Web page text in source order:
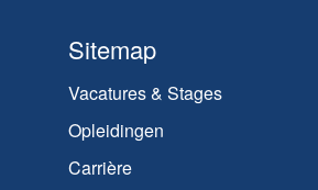
Sitemap
Vacatures & Stages
Opleidingen
Carrière